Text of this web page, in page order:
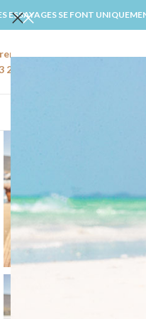
ESSAYAGES SE FONT
rendez-vous
22 91 27 02